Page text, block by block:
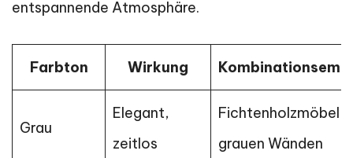
entspannende Atmosphäre.
Farbton Wirkung
Grau
Elegant,
zeitlos
Fichtenholzmöbel
grauen Wänden